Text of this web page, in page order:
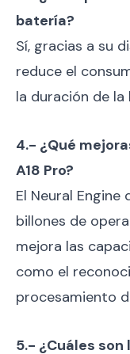
batería?
Sí, gracias a su
reduce el
la duración de la
4.- ¿Qué
A18 Pro?
El Neural Engine
billones de
mejora las
como el
procesamiento
5.- ¿Cuáles